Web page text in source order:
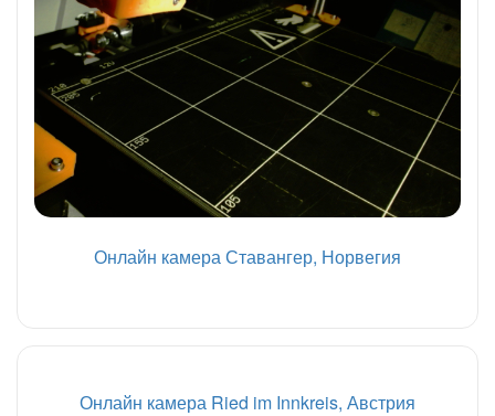
Онлайн камера Ставангер, Норвегия
Онлайн камера Ried im Innkreis, Австрия